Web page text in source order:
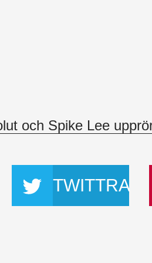
och Spike Lee
TWITTRA